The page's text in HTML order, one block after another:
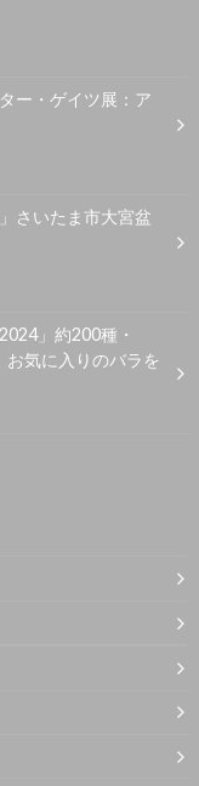
ー・ゲイツ展：ア
さいたま市大宮盆
」約200種・
お気に入りのバラを